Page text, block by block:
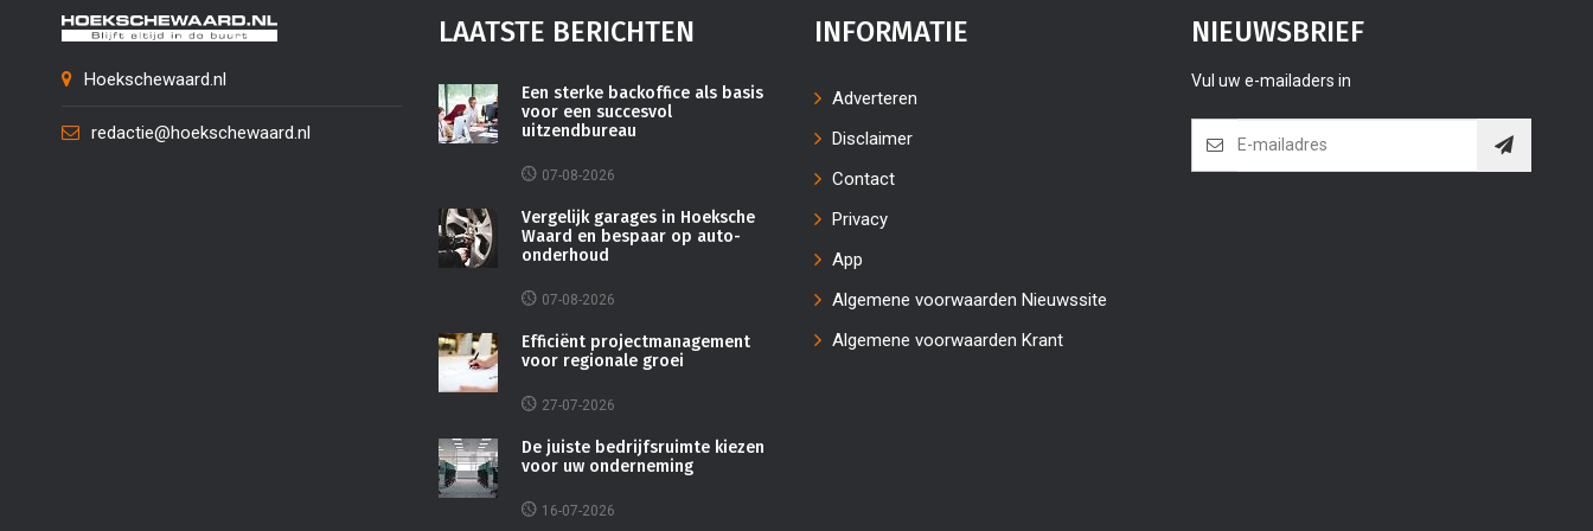
Hoekschewaard.nl
redactie@hoekschewaard.nl
LAATSTE BERICHTEN
Een sterke backoffice als basis
voor een succesvol
uitzendbureau
07-08-2026
Vergelijk garages in Hoeksche
Waard en bespaar op auto-
onderhoud
07-08-2026
Efficiënt projectmanagement
voor regionale groei
27-07-2026
De juiste bedrijfsruimte kiezen
voor uw onderneming
16-07-2026
INFORMATIE
Adverteren
Disclaimer
Contact
Privacy
App
Algemene voorwaarden Nieuwssite
Algemene voorwaarden Krant
NIEUWSBRIEF
Vul uw e-mailaders in